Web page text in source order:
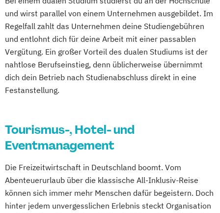
Eventmanagement Dual (Dresden School of
Management)
Management der Kreativwirtschaft Event-
und Musikmanagement
und wirst parallel von einem Unternehmen ausgebildet. Im
Regelfall zahlt das Unternehmen deine Studiengebühren
und entlohnt dich für deine Arbeit mit einer passablen
Vergütung. Ein großer Vorteil des dualen Studiums ist der
nahtlose Berufseinstieg, denn üblicherweise übernimmt
dich dein Betrieb nach Studienabschluss direkt in eine
Festanstellung.
Tourismus-, Hotel- und
Eventmanagement
Die Freizeitwirtschaft in Deutschland boomt. Vom
Abenteuerurlaub über die klassische All-Inklusiv-Reise
können sich immer mehr Menschen dafür begeistern. Doch
hinter jedem unvergesslichen Erlebnis steckt Organisation